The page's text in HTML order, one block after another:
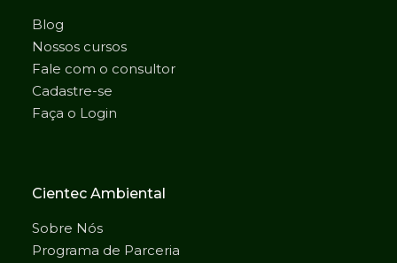
Blog
Nossos cursos
Fale com o consultor
Cadastre-se
Faça o Login
Cientec Ambiental
Sobre Nós
Programa de Parceria